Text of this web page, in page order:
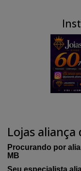
Lojas
Procurando por
MB
Seu especialista